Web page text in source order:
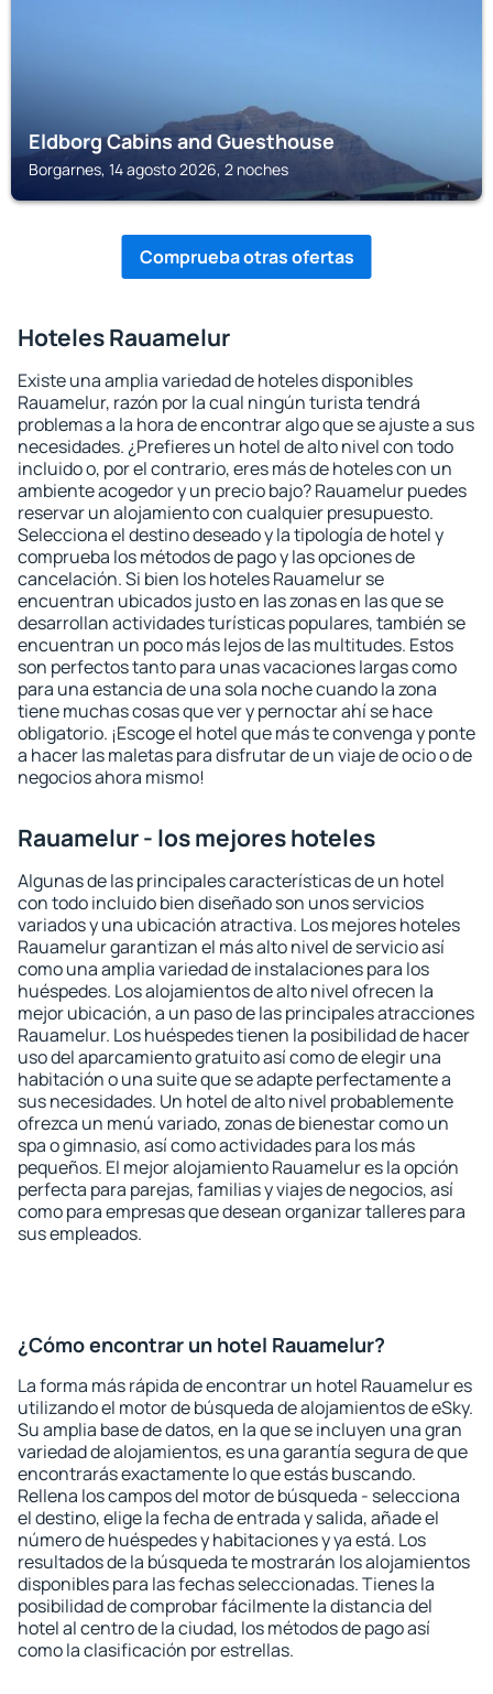
Eldborg Cabins and Guesthouse
Borgarnes, 14 agosto 2026, 2 noches
Comprueba otras ofertas
Hoteles Rauamelur
Existe una amplia variedad de hoteles disponibles
Rauamelur, razón por la cual ningún turista tendrá
problemas a la hora de encontrar algo que se ajuste a sus
necesidades. ¿Prefieres un hotel de alto nivel con todo
incluido o, por el contrario, eres más de hoteles con un
ambiente acogedor y un precio bajo? Rauamelur puedes
reservar un alojamiento con cualquier presupuesto.
Selecciona el destino deseado y la tipología de hotel y
comprueba los métodos de pago y las opciones de
cancelación. Si bien los hoteles Rauamelur se
encuentran ubicados justo en las zonas en las que se
desarrollan actividades turísticas populares, también se
encuentran un poco más lejos de las multitudes. Estos
son perfectos tanto para unas vacaciones largas como
para una estancia de una sola noche cuando la zona
tiene muchas cosas que ver y pernoctar ahí se hace
obligatorio. ¡Escoge el hotel que más te convenga y ponte
a hacer las maletas para disfrutar de un viaje de ocio o de
negocios ahora mismo!
Rauamelur - los mejores hoteles
Algunas de las principales características de un hotel
con todo incluido bien diseñado son unos servicios
variados y una ubicación atractiva. Los mejores hoteles
Rauamelur garantizan el más alto nivel de servicio así
como una amplia variedad de instalaciones para los
huéspedes. Los alojamientos de alto nivel ofrecen la
mejor ubicación, a un paso de las principales atracciones
Rauamelur. Los huéspedes tienen la posibilidad de hacer
uso del aparcamiento gratuito así como de elegir una
habitación o una suite que se adapte perfectamente a
sus necesidades. Un hotel de alto nivel probablemente
ofrezca un menú variado, zonas de bienestar como un
spa o gimnasio, así como actividades para los más
pequeños. El mejor alojamiento Rauamelur es la opción
perfecta para parejas, familias y viajes de negocios, así
como para empresas que desean organizar talleres para
sus empleados.
¿Cómo encontrar un hotel Rauamelur?
La forma más rápida de encontrar un hotel Rauamelur es
utilizando el motor de búsqueda de alojamientos de eSky.
Su amplia base de datos, en la que se incluyen una gran
variedad de alojamientos, es una garantía segura de que
encontrarás exactamente lo que estás buscando.
Rellena los campos del motor de búsqueda - selecciona
el destino, elige la fecha de entrada y salida, añade el
número de huéspedes y habitaciones y ya está. Los
resultados de la búsqueda te mostrarán los alojamientos
disponibles para las fechas seleccionadas. Tienes la
posibilidad de comprobar fácilmente la distancia del
hotel al centro de la ciudad, los métodos de pago así
como la clasificación por estrellas.